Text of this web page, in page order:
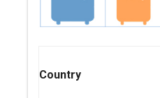
Country